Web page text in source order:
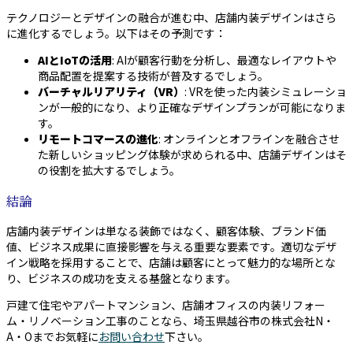
テクノロジーとデザインの融合が進む中、店舗内装デザインはさら
に進化するでしょう。以下はその予測です：
AIとIoTの活用: AIが顧客行動を分析し、最適なレイアウトや
商品配置を提案する技術が普及するでしょう。
バーチャルリアリティ（VR） : VRを使った内装シミュレーショ
ンが一般的になり、より正確なデザインプランが可能になりま
す。
リモートコマースの進化: オンラインとオフラインを融合させ
た新しいショッピング体験が求められる中、店舗デザインはそ
の役割を拡大するでしょう。
結論
店舗内装デザインは単なる装飾ではなく、顧客体験、ブランド価
値、ビジネス成果に直接影響を与える重要な要素です。適切なデザ
イン戦略を採用することで、店舗は顧客にとって魅力的な場所とな
り、ビジネスの成功を支える基盤となります。
戸建て住宅やアパートマンション、店舗オフィスの内装リフォー
ム・リノベーション工事のことなら、埼玉県越谷市の株式会社N・
A・Oまでお気軽にお問い合わせ下さい。